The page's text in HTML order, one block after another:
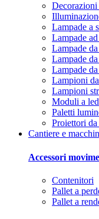
Lampade a
Lampade
Lampade
Lampade
Lampade da
Lampioni
Lampioni
Moduli a led
Paletti
Proiettori da
Cantiere e
Accessori
Contenitori
Pallet a
Pallet a